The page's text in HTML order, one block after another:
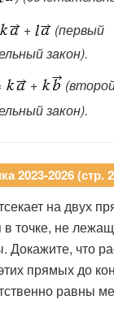
+
(первый
закон).
+
закон).
2023-2026 (стр.
на двух
в точке, не
что
прямых до
равны